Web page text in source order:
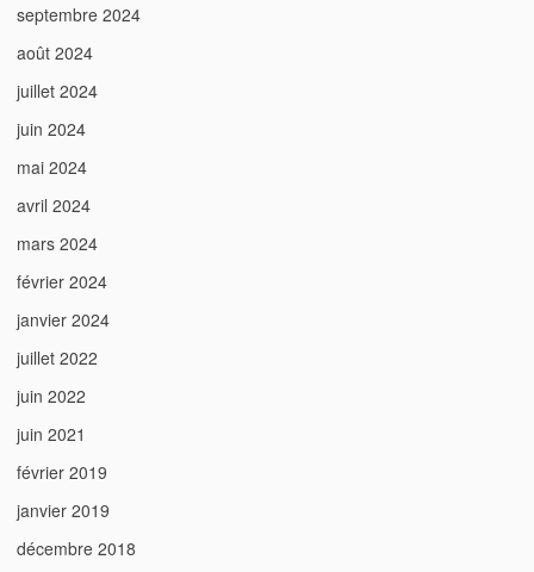
septembre 2024
août 2024
juillet 2024
juin 2024
mai 2024
avril 2024
mars 2024
février 2024
janvier 2024
juillet 2022
juin 2022
juin 2021
février 2019
janvier 2019
décembre 2018